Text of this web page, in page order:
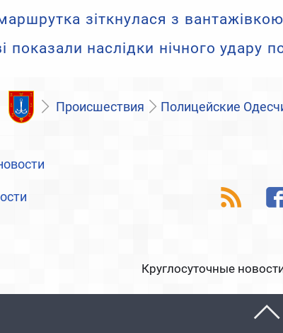
зіткнулася з
показали наслідки нічного удару
Происшествия Полицейские
Круглосуточные